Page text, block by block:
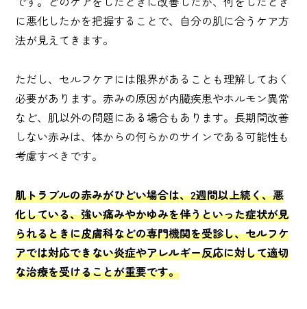
に悪化したかを把握することで、自分の肌に合うケア方
法が見えてきます。
ただし、セルフケアには限界があることも理解しておく
必要があります。赤みの原因が内臓疾患やホルモン異常
など、肌以外の問題にある場合もあります。長期間改善
しない赤みは、体からの何らかのサインである可能性も
考慮すべきです。
肌トラブルの赤みがひどい場合は、2週間以上続く、悪
化している、強い痛みやかゆみを伴うといった症状が見
られるときに皮膚科などの専門機関を受診し、セルフケ
アでは対応できない炎症やアレルギー反応に対して適切
な治療を受けることが重要です。